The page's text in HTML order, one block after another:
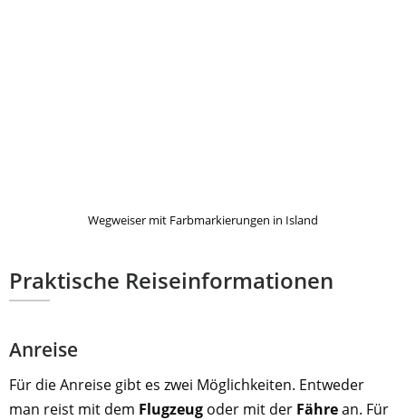
Wegweiser mit Farbmarkierungen in Island
Praktische Reiseinformationen
Anreise
Für die Anreise gibt es zwei Möglichkeiten. Entweder
man reist mit dem Flugzeug oder mit der Fährean. Für